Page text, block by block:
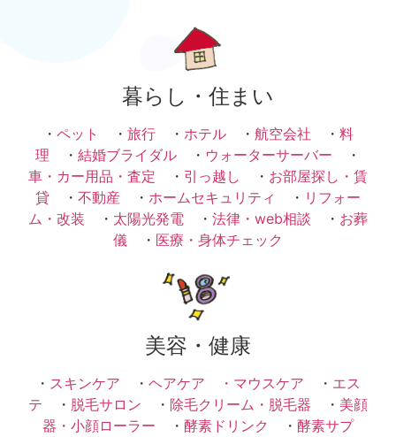
暮らし・住まい
・ ペット ・ 旅行 ・ ホテル ・ 航空会社 ・ 料
理 ・ 結婚ブライダル ・ ウォーターサーバー ・
車・カー用品・査定 ・ 引っ越し ・ お部屋探し・賃
貸 ・ 不動産 ・ ホームセキュリティ ・ リフォー
ム・改装 ・ 太陽光発電 ・ 法律・web相談 ・ お葬
儀 ・ 医療・身体チェック
美容・健康
・ スキンケア ・ ヘアケア ・ マウスケア ・ エス
テ ・ 脱毛サロン ・ 除毛クリーム・脱毛器 ・ 美顔
器・小顔ローラー ・ 酵素ドリンク ・ 酵素サプ